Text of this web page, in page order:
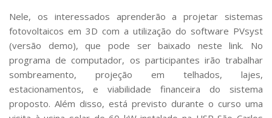
Nele, os interessados aprenderão a projetar sistemas
fotovoltaicos em 3D com a utilização do software PVsyst
(versão demo), que pode ser baixado neste link. No
programa de computador, os participantes irão trabalhar
sombreamento, projeção em telhados, lajes,
estacionamentos, e viabilidade financeira do sistema
proposto. Além disso, está previsto durante o curso uma